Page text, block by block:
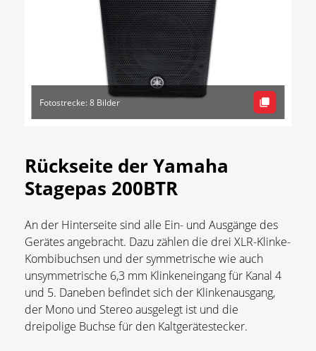
Fotostrecke: 8 Bilder
Rückseite der Yamaha
Stagepas 200BTR
An der Hinterseite sind alle Ein- und Ausgänge des
Gerätes angebracht. Dazu zählen die drei XLR-Klinke-
Kombibuchsen und der symmetrische wie auch
unsymmetrische 6,3 mm Klinkeneingang für Kanal 4
und 5. Daneben befindet sich der Klinkenausgang,
der Mono und Stereo ausgelegt ist und die
dreipolige Buchse für den Kaltgerätestecker.